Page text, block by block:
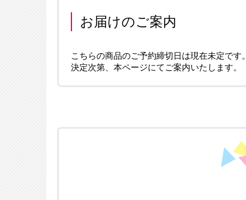
お届けのご案内
こちらの商品のご予約締切日は現在未定です。
決定次第、本ページにてご案内いたします。